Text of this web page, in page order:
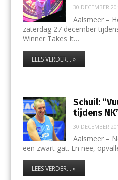
30 DECEMBER
Aalsmeer –
zaterdag 27 december
Winner Takes It…
LEES VERDER... »
Schuil:
tijdens
30 DECEMBER
Aalsmeer –
een zwart gat. En nee,
LEES VERDER... »